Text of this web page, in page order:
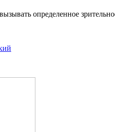
определенное